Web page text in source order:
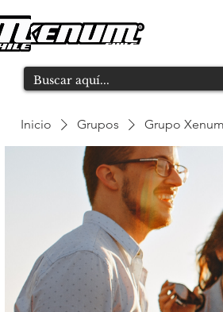
Inicio Grupos Grupo Xenum